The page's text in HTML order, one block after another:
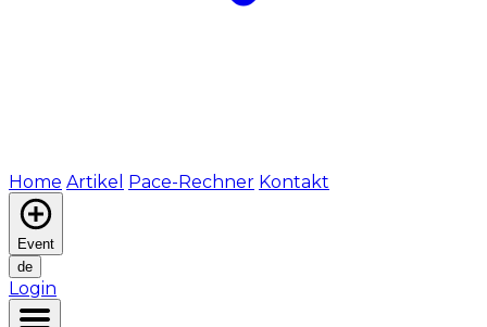
Home Artikel Pace-Rechner Kontakt
Event
de
Login